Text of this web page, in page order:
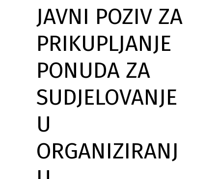
JAVNI POZIV ZA
PRIKUPLJANJE
PONUDA ZA
SUDJELOVANJE
U
ORGANIZIRANJ